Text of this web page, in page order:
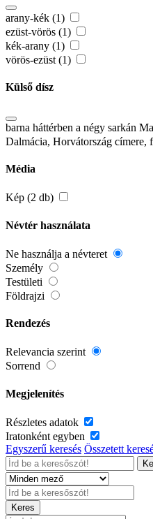
arany-kék (1)
ezüst-vörös (1)
kék-arany (1)
vörös-ezüst (1)
Külső dísz
barna háttérben a négy sarkán
Dalmácia, Horvátország címere,
Média
Kép (2 db)
Névtér használata
Ne használja a névteret
Személy
Testületi
Földrajzi
Rendezés
Relevancia szerint
Sorrend
Megjelenítés
Részletes adatok
Iratonként egyben
Egyszerű keresés Összetett
Keres